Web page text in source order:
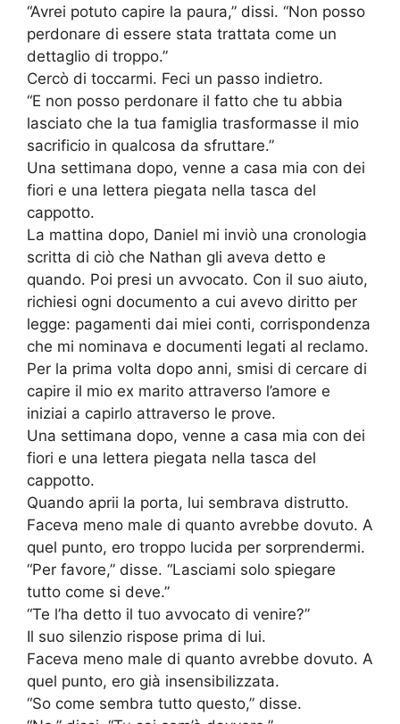
“Avrei potuto capire la paura,” dissi. “Non posso
perdonare di essere stata trattata come un
dettaglio di troppo.”
Cercò di toccarmi. Feci un passo indietro.
“E non posso perdonare il fatto che tu abbia
lasciato che la tua famiglia trasformasse il mio
sacrificio in qualcosa da sfruttare.”
Una settimana dopo, venne a casa mia con dei
fiori e una lettera piegata nella tasca del
cappotto.
La mattina dopo, Daniel mi inviò una cronologia
scritta di ciò che Nathan gli aveva detto e
quando. Poi presi un avvocato. Con il suo aiuto,
richiesi ogni documento a cui avevo diritto per
legge: pagamenti dai miei conti, corrispondenza
che mi nominava e documenti legati al reclamo.
Per la prima volta dopo anni, smisi di cercare di
capire il mio ex marito attraverso l’amore e
iniziai a capirlo attraverso le prove.
Una settimana dopo, venne a casa mia con dei
fiori e una lettera piegata nella tasca del
cappotto.
Quando aprii la porta, lui sembrava distrutto.
Faceva meno male di quanto avrebbe dovuto. A
quel punto, ero troppo lucida per sorprendermi.
“Per favore,” disse. “Lasciami solo spiegare
tutto come si deve.”
“Te l’ha detto il tuo avvocato di venire?”
Il suo silenzio rispose prima di lui.
Faceva meno male di quanto avrebbe dovuto. A
quel punto, ero già insensibilizzata.
“So come sembra tutto questo,” disse.